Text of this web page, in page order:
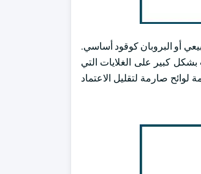
2032. تستخدم هذه الغلايات الغاز الطبيعي أو البروبان كوقود أساسي.
بشكل كبير على الغلايات التي
صارمة لتقليل الاعتماد